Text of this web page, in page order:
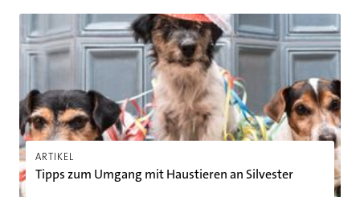
ARTIKEL
Tipps zum Umgang mit Haustieren an Silvester
Tipps zum Umgang mit Haustieren an Silvester